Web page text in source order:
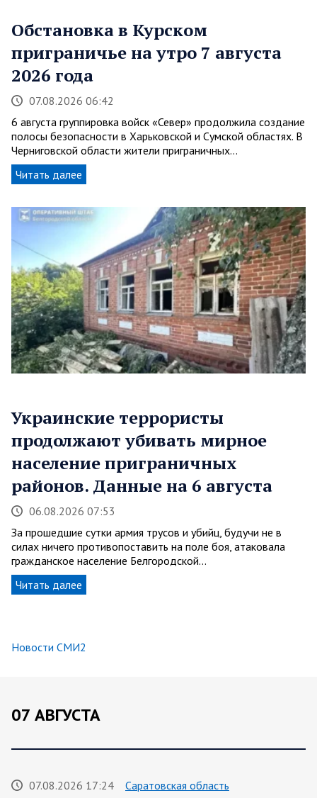
Обстановка в Курском
приграничье на утро 7 августа
2026 года
07.08.2026 06:42
6 августа группировка войск «Север» продолжила создание
полосы безопасности в Харьковской и Сумской областях. В
Черниговской области жители приграничных…
Читать далее
Украинские террористы
продолжают убивать мирное
население приграничных
районов. Данные на 6 августа
06.08.2026 07:53
За прошедшие сутки армия трусов и убийц, будучи не в
силах ничего противопоставить на поле боя, атаковала
гражданское население Белгородской…
Читать далее
Новости СМИ2
07 АВГУСТА
07.08.2026 17:24
Саратовская область